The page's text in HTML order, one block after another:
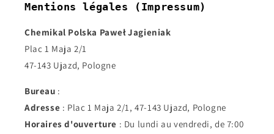
Mentions légales (Impressum)
Chemikal Polska Paweł Jagieniak
Plac 1 Maja 2/1
47-143 Ujazd, Pologne
Bureau :
Adresse : Plac 1 Maja 2/1, 47-143 Ujazd, Pologne
Horaires d'ouverture : Du lundi au vendredi, de 7:00